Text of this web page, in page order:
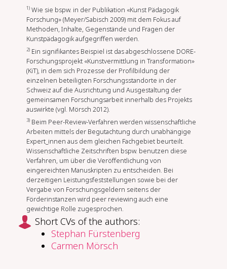
1)Wie sie bspw. in der Publikation «Kunst Pädagogik
Forschung» (Meyer/Sabisch 2009) mit dem Fokus auf
Methoden, Inhalte, Gegenstände und Fragen der
Kunstpädagogik aufgegriffen werden.
2) Ein signifikantes Beispiel ist das abgeschlossene DORE-
Forschungsprojekt «Kunstvermittlung in Transformation»
(KiT), in dem sich Prozesse der Profilbildung der
einzelnen beteiligten Forschungsstandorte in der
Schweiz auf die Ausrichtung und Ausgestaltung der
gemeinsamen Forschungsarbeit innerhalb des Projekts
auswirkte (vgl. Mörsch 2012).
3) Beim Peer-Review-Verfahren werden wissenschaftliche
Arbeiten mittels der Begutachtung durch unabhängige
Expert_innen aus dem gleichen Fachgebiet beurteilt.
Wissenschaftliche Zeitschriften bspw. benutzen diese
Verfahren, um über die Veröffentlichung von
eingereichten Manuskripten zu entscheiden. Bei
derzeitigen Leistungsfeststellungen sowie bei der
Vergabe von Forschungsgeldern seitens der
Förderinstanzen wird peer reviewing auch eine
gewichtige Rolle zugesprochen.
Short CVs of the authors:
Stephan Fürstenberg
Carmen Mörsch